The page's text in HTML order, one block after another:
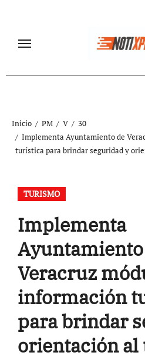
contenido
Inicio PM V
30
Implementa Ayuntamiento de
turística para brindar seguridad y
TURISMO
Implementa
Veracruz
información
para brindar
orientación